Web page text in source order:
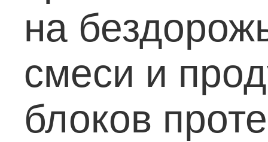
на
смеси и
блоков